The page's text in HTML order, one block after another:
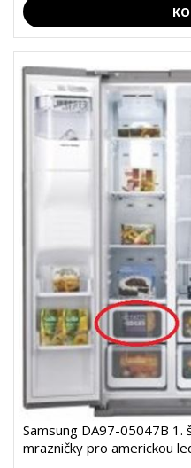
Samsung DA97-05047B 1.
mrazničky pro americkou